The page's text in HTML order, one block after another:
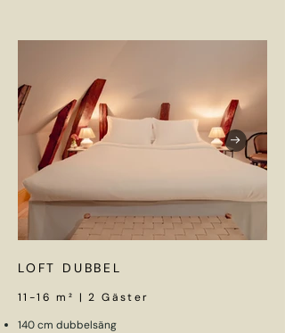
LOFT DUBBEL
11-16 m² | 2 Gäster
140 cm dubbelsäng